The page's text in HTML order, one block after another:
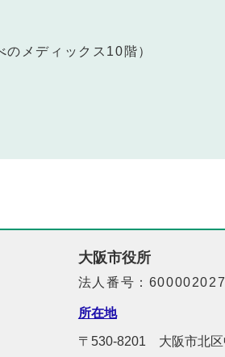
メディックス10階）
大阪市役所
法人番号：
所在地
〒530-8201 大阪市北区